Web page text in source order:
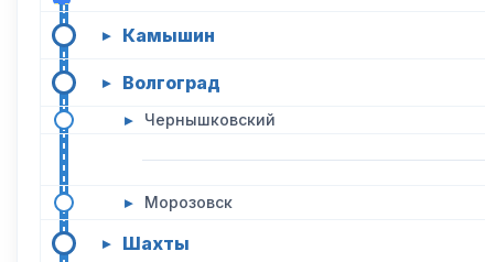
▸ Камышин
▸ Волгоград
▸ Чернышковский
▸ Морозовск
▸ Шахты